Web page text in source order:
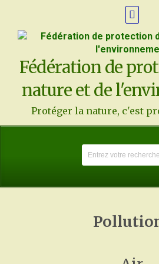
Fédération de
nature et de
Protéger la nature, c'est